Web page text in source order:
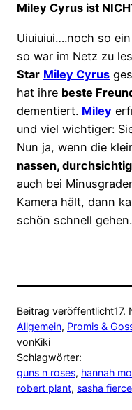
Miley Cyrus ist
Uiuiuiui….noch so ein
so war im Netz zu
Star Miley Cyrus
hat ihre beste
dementiert. Miley
und viel wichtiger:
Nun ja, wenn die
nassen,
auch bei
Kamera hält, dann
schön schnell
Beitrag veröffentlicht17.
Allgemein, Promis &
vonKiki
Schlagwörter:
guns n roses, hannah
robert plant, sasha fierce